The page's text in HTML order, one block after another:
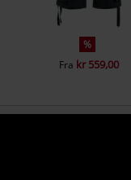
%
Fra kr 559,00